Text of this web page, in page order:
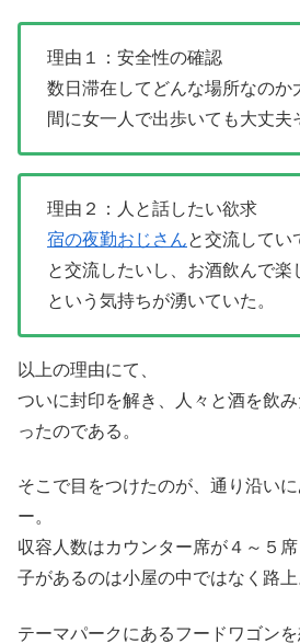
理由１：安全性の確認
数日滞在してどんな場所なのか
間に女一人で出歩いても大丈夫
理由２：人と話したい欲求
宿の夜勤おじさんと交流してい
と交流したいし、お酒飲んで楽
という気持ちが湧いていた。
以上の理由にて、
ついに封印を解き、人々と酒を飲
ったのである。
そこで目をつけたのが、通り沿い
ー。
収容人数はカウンター席が４～５
子があるのは小屋の中ではなく路上
テーマパークにあるフードワゴン